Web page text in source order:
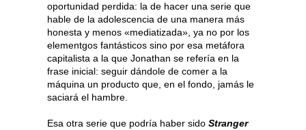
oportunidad perdida: la de hacer una serie que
hable de la adolescencia de una manera más
honesta y menos «mediatizada», ya no por los
elementgos fantásticos sino por esa metáfora
capitalista a la que Jonathan se refería en la
frase inicial: seguir dándole de comer a la
máquina un producto que, en el fondo, jamás le
saciará el hambre.
Esa otra serie que podría haber sido Stranger